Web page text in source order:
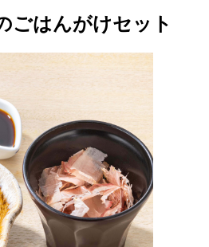
ごはんがけセット